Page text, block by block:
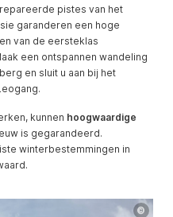
pistes van het
garanderen een hoge
van de eersteklas
een ontspannen wandeling
en sluit u aan bij het
kunnen hoogwaardige
is gegarandeerd.
winterbestemmingen in
©